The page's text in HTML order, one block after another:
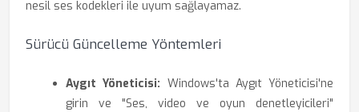
nesil ses kodekleri ile uyum sağlayamaz.
Sürücü Güncelleme Yöntemleri
Aygıt Yöneticisi: Windows'ta Aygıt Yöneticisi'ne
girin ve "Ses, video ve oyun denetleyicileri"